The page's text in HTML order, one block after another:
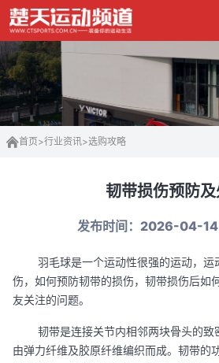
首页>行业资讯>选购攻略
韧带损伤预防
发布时间：2026-04-
羽毛球是一个运动性很强的运动，运
伤，如何预防韧带的损伤，韧带损伤后如
友关注的问题。
韧带是连接关节内相邻两块骨头的致
由弹力纤维及胶原纤维编织而成。韧带的